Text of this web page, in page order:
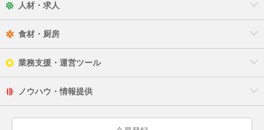
人材・求人
食材・厨房
業務支援・運営ツール
ノウハウ・情報提供